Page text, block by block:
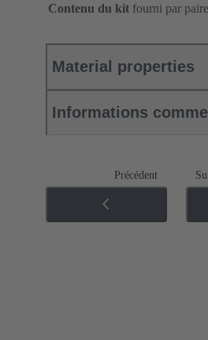
Contenu du kit fourni par
Material properties
Informations
Précédent